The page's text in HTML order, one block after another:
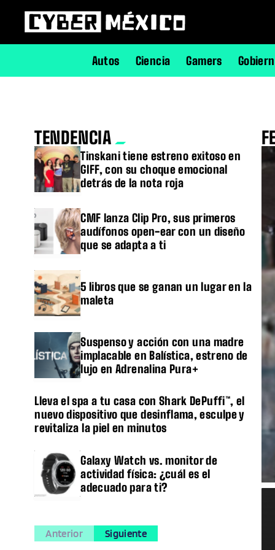
Autos Ciencia Gamers
TENDENCIA
Tinskani tiene estreno exitoso en
GIFF, con su choque emocional
detrás de la nota roja
CMF lanza Clip Pro, sus primeros
audífonos open-ear con un diseño
que se adapta a ti
5 libros que se ganan un lugar en la
maleta
Suspenso y acción con una madre
implacable en Balística, estreno de
lujo en Adrenalina Pura+
Lleva el spa a tu casa con Shark DePuffi™, el
nuevo dispositivo que desinflama, esculpe y
revitaliza la piel en minutos
Galaxy Watch vs. monitor de
actividad física: ¿cuál es el
adecuado para ti?
Anterior Siguiente